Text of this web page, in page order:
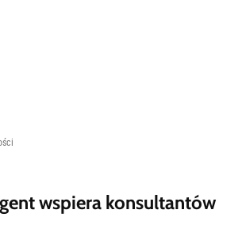
wspiera konsultantów